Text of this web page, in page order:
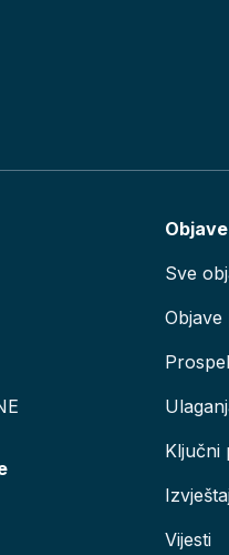
Objave
Sve
Ključni
Vijesti